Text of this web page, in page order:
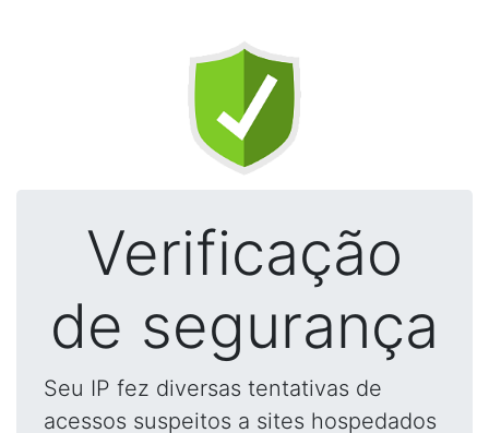
Verificação
de segurança
Seu IP fez diversas tentativas de
acessos suspeitos a sites hospedados